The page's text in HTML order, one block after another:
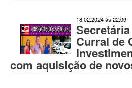
18.02.2024 às 22:09
Curral de
com aquisição de